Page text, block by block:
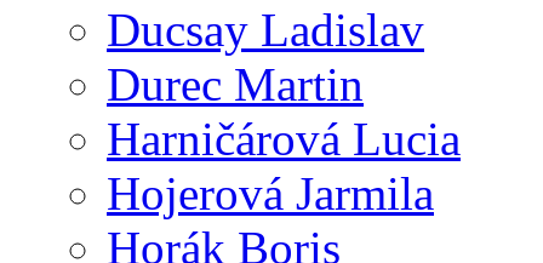
Ducsay Ladislav
Durec Martin
Harničárová Lucia
Hojerová Jarmila
Horák Boris